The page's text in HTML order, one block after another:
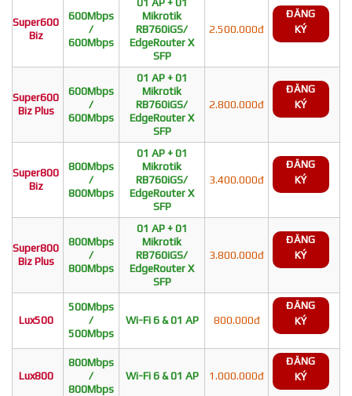
Super600
Biz
600Mbps
/
600Mbps
Mikrotik
RB760iGS/
EdgeRouter X
SFP
2.500.000đ
ĐĂNG
KÝ
Super600
Biz Plus
600Mbps
/
600Mbps
01 AP + 01
Mikrotik
RB760iGS/
EdgeRouter X
SFP
2.800.000đ
ĐĂNG
KÝ
Super800
Biz
800Mbps
/
800Mbps
01 AP + 01
Mikrotik
RB760iGS/
EdgeRouter X
SFP
3.400.000đ
ĐĂNG
KÝ
Super800
Biz Plus
800Mbps
/
800Mbps
01 AP + 01
Mikrotik
RB760iGS/
EdgeRouter X
SFP
3.800.000đ
ĐĂNG
KÝ
Lux500
500Mbps
/
500Mbps
Wi-Fi 6 & 01 AP 800.000đ
ĐĂNG
KÝ
Lux800
800Mbps
/
800Mbps
Wi-Fi 6 & 01 AP 1.000.000đ
ĐĂNG
KÝ